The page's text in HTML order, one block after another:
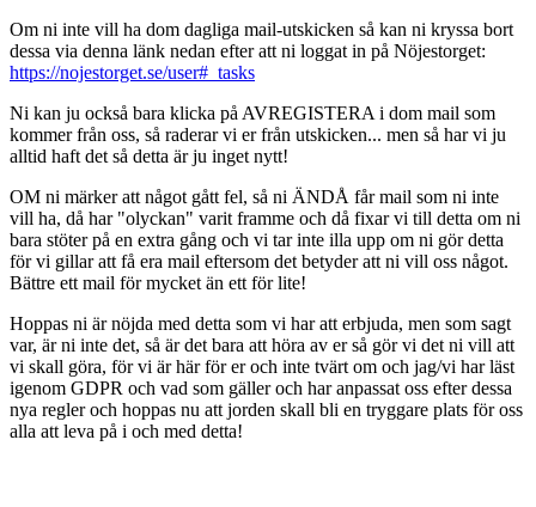
Om ni inte vill ha dom dagliga mail-utskicken så kan ni kryssa bort
dessa via denna länk nedan efter att ni loggat in på Nöjestorget:
https://nojestorget.se/user#_tasks
Ni kan ju också bara klicka på AVREGISTERA i dom mail som
kommer från oss, så raderar vi er från utskicken... men så har vi ju
alltid haft det så detta är ju inget nytt!
OM ni märker att något gått fel, så ni ÄNDÅ får mail som ni inte
vill ha, då har "olyckan" varit framme och då fixar vi till detta om ni
bara stöter på en extra gång och vi tar inte illa upp om ni gör detta
för vi gillar att få era mail eftersom det betyder att ni vill oss något.
Bättre ett mail för mycket än ett för lite!
Hoppas ni är nöjda med detta som vi har att erbjuda, men som sagt
var, är ni inte det, så är det bara att höra av er så gör vi det ni vill att
vi skall göra, för vi är här för er och inte tvärt om och jag/vi har läst
igenom GDPR och vad som gäller och har anpassat oss efter dessa
nya regler och hoppas nu att jorden skall bli en tryggare plats för oss
alla att leva på i och med detta!